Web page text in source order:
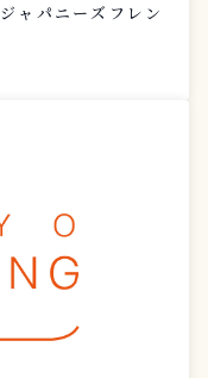
ャパニーズフレン